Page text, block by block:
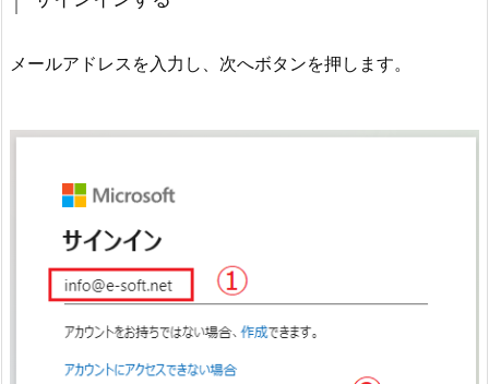
メールアドレスを入力し、次へボタンを押します。